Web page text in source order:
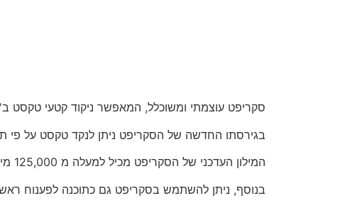
סקריפט עוצמתי ומשוכלל, המאפשר ניקוד קטעי טקסט
בגירסתו החדשה של הסקריפט ניתן לנקד טקסט על פי
המילון העדכני של הסקריפט מכיל למעלה מ 125,000 מילים שימושיות.
בנוסף, ניתן להשתמש בסקריפט גם כתוכנה לפענוח